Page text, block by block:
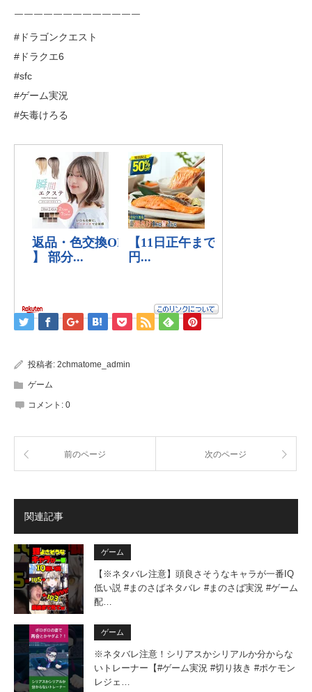
￣￣￣￣￣￣￣￣￣￣￣￣￣
#ドラゴンクエスト
#ドラクエ6
#sfc
#ゲーム実況
#矢毒けろる
投稿者: 2chmatome_admin
ゲーム
コメント: 0
前のページ 次のページ
関連記事
ゲーム
【※ネタバレ注意】頭良さそうなキャラが一番IQ
低い説 #まのさばネタバレ #まのさば実況 #ゲーム
配…
ゲーム
※ネタバレ注意！シリアスかシリアルか分からな
いトレーナー【#ゲーム実況 #切り抜き #ポケモン
レジェ…